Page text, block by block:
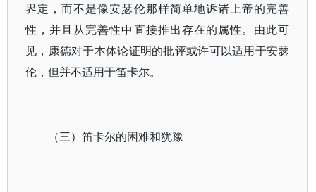
界定，而不是像安瑟伦那样简单地诉诸上帝的完善
性，并且从完善性中直接推出存在的属性。由此可
见，康德对于本体论证明的批评或许可以适用于安瑟
伦，但并不适用于笛卡尔。
（三）笛卡尔的困难和犹豫